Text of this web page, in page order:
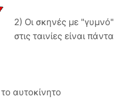
2) Οι σκηνές με "γυμνό"
στις ταινίες είναι πάντα
αυτοκίνητο